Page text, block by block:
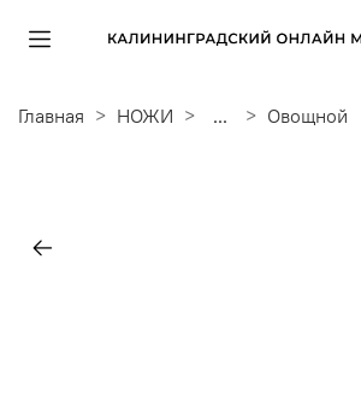
Главная НОЖИ ... Овощной